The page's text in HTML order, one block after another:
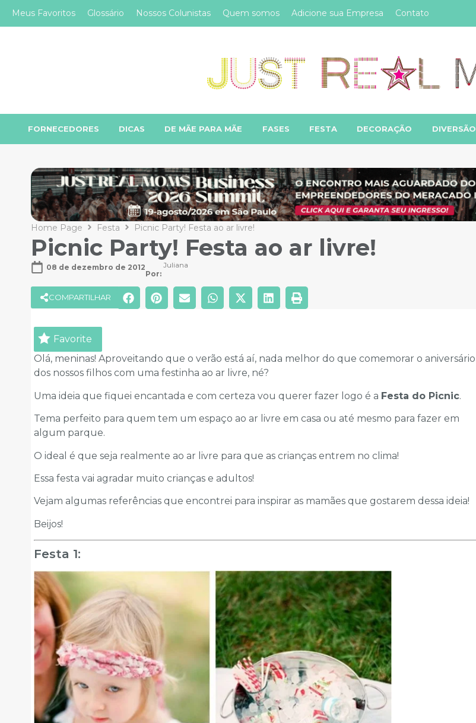
Meus Favoritos Glossário Nossos Colunistas Quem somos Adicione sua Empresa Contato
FORNECEDORES DICAS DE MÃE PARA MÃE FASES FESTA DECORAÇÃO DIVERSÃO
Home Page Festa Picnic Party! Festa ao ar livre!
Picnic Party! Festa ao ar livre!
08 de dezembro de 2012
Por:
Juliana
COMPARTILHAR
Favorite
Olá, meninas! Aproveitando que o verão está aí, nada melhor do que comemorar o aniversário
dos nossos filhos com uma festinha ao ar livre, né?
Uma ideia que fiquei encantada e com certeza vou querer fazer logo é a Festa do Picnic.
Tema perfeito para quem tem um espaço ao ar livre em casa ou até mesmo para fazer em
algum parque.
O ideal é que seja realmente ao ar livre para que as crianças entrem no clima!
Essa festa vai agradar muito crianças e adultos!
Vejam algumas referências que encontrei para inspirar as mamães que gostarem dessa ideia!
Beijos!
Festa 1: